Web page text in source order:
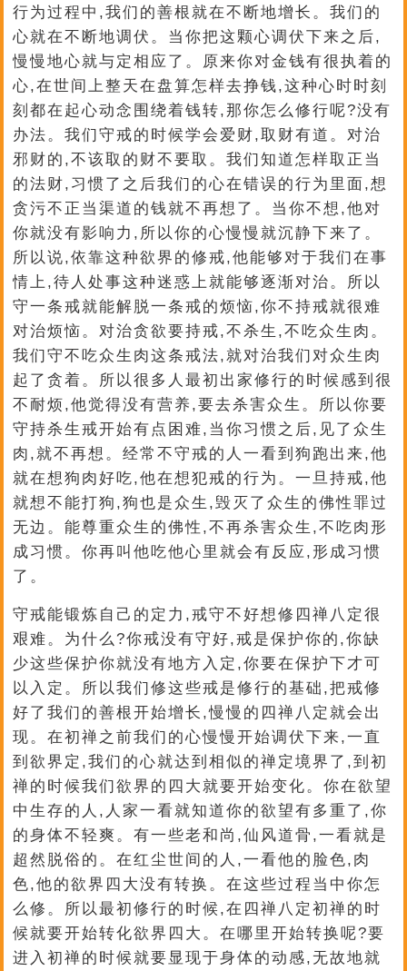
行为过程中,我们的善根就在不断地增长。我们的
心就在不断地调伏。当你把这颗心调伏下来之后,
慢慢地心就与定相应了。原来你对金钱有很执着的
心,在世间上整天在盘算怎样去挣钱,这种心时时刻
刻都在起心动念围绕着钱转,那你怎么修行呢?没有
办法。我们守戒的时候学会爱财,取财有道。对治
邪财的,不该取的财不要取。我们知道怎样取正当
的法财,习惯了之后我们的心在错误的行为里面,想
贪污不正当渠道的钱就不再想了。当你不想,他对
你就没有影响力,所以你的心慢慢就沉静下来了。
所以说,依靠这种欲界的修戒,他能够对于我们在事
情上,待人处事这种迷惑上就能够逐渐对治。所以
守一条戒就能解脱一条戒的烦恼,你不持戒就很难
对治烦恼。对治贪欲要持戒,不杀生,不吃众生肉。
我们守不吃众生肉这条戒法,就对治我们对众生肉
起了贪着。所以很多人最初出家修行的时候感到很
不耐烦,他觉得没有营养,要去杀害众生。所以你要
守持杀生戒开始有点困难,当你习惯之后,见了众生
肉,就不再想。经常不守戒的人一看到狗跑出来,他
就在想狗肉好吃,他在想犯戒的行为。一旦持戒,他
就想不能打狗,狗也是众生,毁灭了众生的佛性罪过
无边。能尊重众生的佛性,不再杀害众生,不吃肉形
成习惯。你再叫他吃他心里就会有反应,形成习惯
了。
守戒能锻炼自己的定力,戒守不好想修四禅八定很
艰难。为什么?你戒没有守好,戒是保护你的,你缺
少这些保护你就没有地方入定,你要在保护下才可
以入定。所以我们修这些戒是修行的基础,把戒修
好了我们的善根开始增长,慢慢的四禅八定就会出
现。在初禅之前我们的心慢慢开始调伏下来,一直
到欲界定,我们的心就达到相似的禅定境界了,到初
禅的时候我们欲界的四大就要开始变化。你在欲望
中生存的人,人家一看就知道你的欲望有多重了,你
的身体不轻爽。有一些老和尚,仙风道骨,一看就是
超然脱俗的。在红尘世间的人,一看他的脸色,肉
色,他的欲界四大没有转换。在这些过程当中你怎
么修。所以最初修行的时候,在四禅八定初禅的时
候就要开始转化欲界四大。在哪里开始转换呢?要
进入初禅的时候就要显现于身体的动感,无故地就